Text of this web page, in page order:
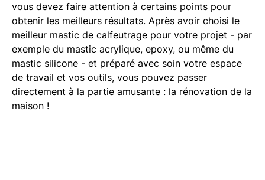
vous devez faire attention à certains points pour
obtenir les meilleurs résultats. Après avoir choisi le
meilleur mastic de calfeutrage pour votre projet - par
exemple du mastic acrylique, epoxy, ou même du
mastic silicone - et préparé avec soin votre espace
de travail et vos outils, vous pouvez passer
directement à la partie amusante : la rénovation de la
maison !